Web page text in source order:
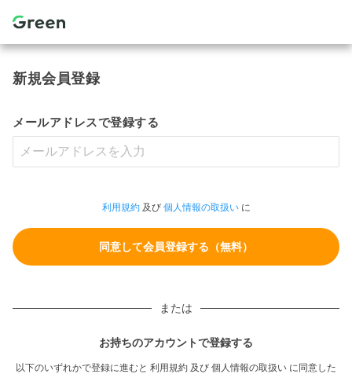
新規会員登録
メールアドレスで登録する
利用規約及び 個人情報の取扱いに
または
お持ちのアカウントで登録する
以下のいずれかで登録に進むと 利用規約 及び 個人情報の取扱い に同意した